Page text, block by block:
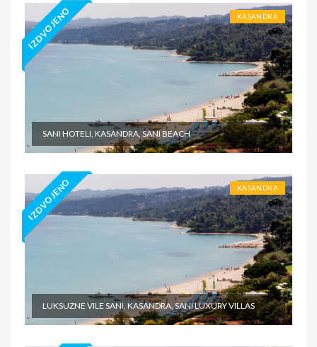
IZDVOJENO KASANDRA
SANI HOTELI, KASANDRA, SANI BEACH
IZDVOJENO KASANDRA
LUKSUZNE VILE SANI, KASANDRA, SANI LUXURY VILLAS